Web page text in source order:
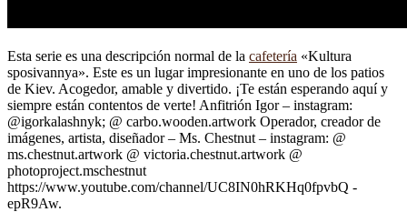
Esta serie es una descripción normal de la cafetería «Kultura
sposivannya». Este es un lugar impresionante en uno de los patios
de Kiev. Acogedor, amable y divertido. ¡Te están esperando aquí y
siempre están contentos de verte! Anfitrión Igor – instagram:
@igorkalashnyk; @ carbo.wooden.artwork Operador, creador de
imágenes, artista, diseñador – Ms. Chestnut – instagram: @
ms.chestnut.artwork @ victoria.chestnut.artwork @
photoproject.mschestnut
https://www.youtube.com/channel/UC8IN0hRKHq0fpvbQ -
epR9Aw.